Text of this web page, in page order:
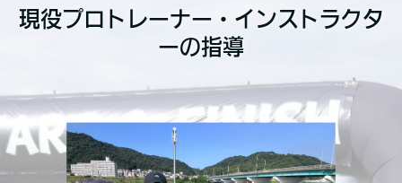
現役プロトレーナー・インストラクタ
ーの指導